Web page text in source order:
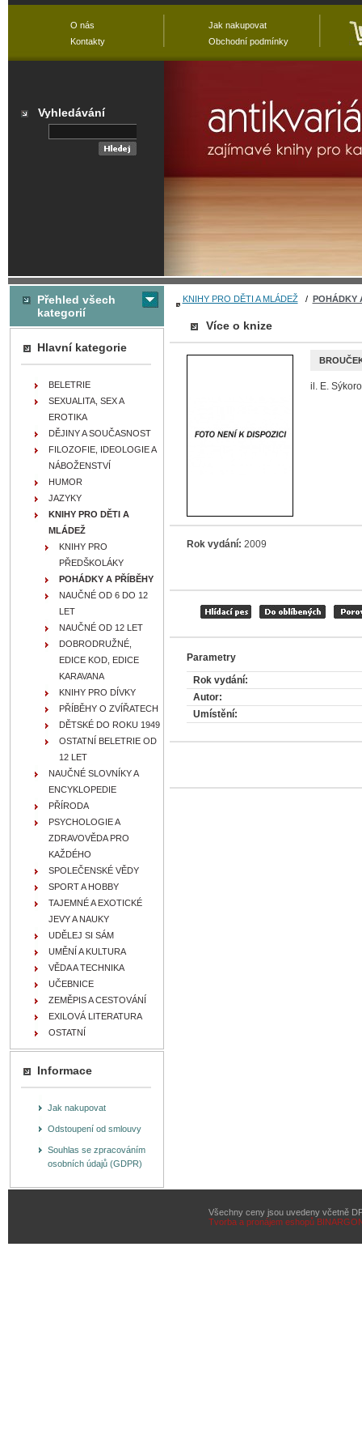
KNIHY PRO DĚTI A MLÁDEŽ/ POHÁDKY
Více o knize
il. E.
Rok vydání: 2009
Parametry
Rok vydání:
Autor:
Umístění:
Přehled všech
kategorií
Hlavní kategorie
BELETRIE
SEXUALITA, SEX A
EROTIKA
DĚJINY A SOUČASNOST
FILOZOFIE, IDEOLOGIE A
NÁBOŽENSTVÍ
HUMOR
JAZYKY
KNIHY PRO DĚTI A
MLÁDEŽ
KNIHY PRO
PŘEDŠKOLÁKY
POHÁDKY A PŘÍBĚHY
NAUČNÉ OD 6 DO 12
LET
NAUČNÉ OD 12 LET
DOBRODRUŽNÉ,
EDICE KOD, EDICE
KARAVANA
KNIHY PRO DÍVKY
PŘÍBĚHY O ZVÍŘATECH
DĚTSKÉ DO ROKU 1949
OSTATNÍ BELETRIE OD
12 LET
NAUČNÉ SLOVNÍKY A
ENCYKLOPEDIE
PŘÍRODA
PSYCHOLOGIE A
ZDRAVOVĚDA PRO
KAŽDÉHO
SPOLEČENSKÉ VĚDY
SPORT A HOBBY
TAJEMNÉ A EXOTICKÉ
JEVY A NAUKY
UDĚLEJ SI SÁM
UMĚNÍ A KULTURA
VĚDA A TECHNIKA
UČEBNICE
ZEMĚPIS A CESTOVÁNÍ
EXILOVÁ LITERATURA
OSTATNÍ
Informace
Jak nakupovat
Odstoupení od smlouvy
Souhlas se zpracováním
osobních údajů (GDPR)
Všechny ceny jsou uvedeny včetně
Tvorba a pronájem eshopů
O nás
Kontakty
Jak nakupovat
Obchodní podmínky
Vyhledávání